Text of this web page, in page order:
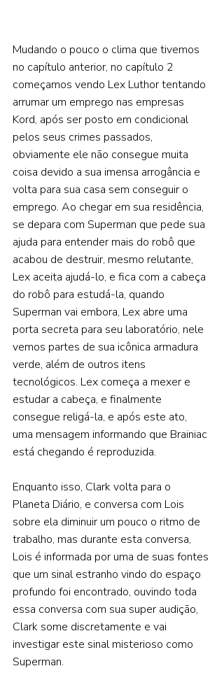
Mudando o pouco o clima que tivemos
no capítulo anterior, no capítulo 2
começamos vendo Lex Luthor tentando
arrumar um emprego nas empresas
Kord, após ser posto em condicional
pelos seus crimes passados,
obviamente ele não consegue muita
coisa devido a sua imensa arrogância e
volta para sua casa sem conseguir o
emprego. Ao chegar em sua residência,
se depara com Superman que pede sua
ajuda para entender mais do robô que
acabou de destruir, mesmo relutante,
Lex aceita ajudá-lo, e fica com a cabeça
do robô para estudá-la, quando
Superman vai embora, Lex abre uma
porta secreta para seu laboratório, nele
vemos partes de sua icônica armadura
verde, além de outros itens
tecnológicos. Lex começa a mexer e
estudar a cabeça, e finalmente
consegue religá-la, e após este ato,
uma mensagem informando que Brainiac
está chegando é reproduzida.
Enquanto isso, Clark volta para o
Planeta Diário, e conversa com Lois
sobre ela diminuir um pouco o ritmo de
trabalho, mas durante esta conversa,
Lois é informada por uma de suas fontes
que um sinal estranho vindo do espaço
profundo foi encontrado, ouvindo toda
essa conversa com sua super audição,
Clark some discretamente e vai
investigar este sinal misterioso como
Superman.